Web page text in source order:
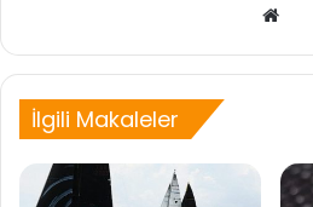
Web
İlgili Makaleler